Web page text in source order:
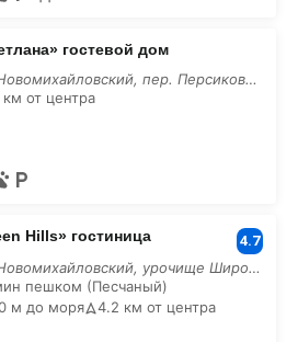
гостевой дом
п. Новомихайловский, пер. Персиковый, 7
км от центра
Hills» гостиница 4.7
п. Новомихайловский, урочище Широкая щель,
пешком (Песчаный)
м до моря
4.2 км от центра